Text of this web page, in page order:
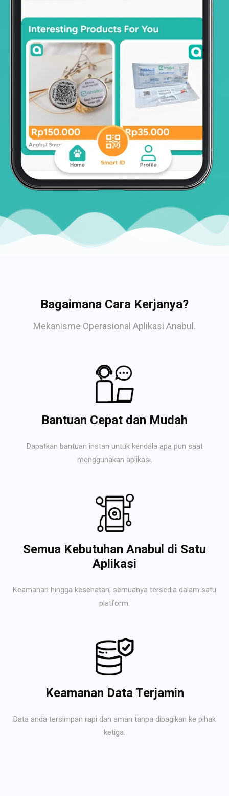
Bagaimana Cara Kerjanya?
Mekanisme Operasional Aplikasi Anabul.
Bantuan Cepat dan Mudah
Dapatkan bantuan instan untuk kendala apa pun saat
menggunakan aplikasi.
Semua Kebutuhan Anabul di Satu
Aplikasi
Keamanan hingga kesehatan, semuanya tersedia dalam satu
platform.
Keamanan Data Terjamin
Data anda tersimpan rapi dan aman tanpa dibagikan ke pihak
ketiga.